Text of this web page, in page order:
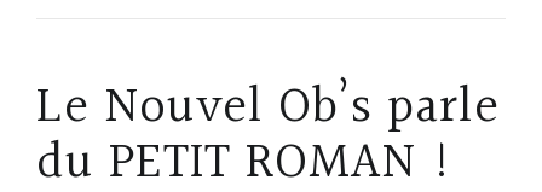
Le Nouvel Ob’s parle
du PETIT ROMAN !